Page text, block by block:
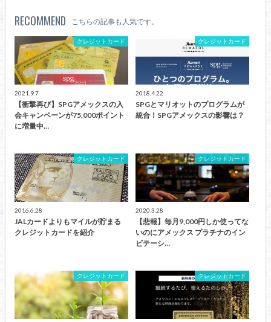
RECOMMEND こちらの記事も人気です。
クレジットカード
2021.9.7
【衝撃再び】SPGアメックスの入
会キャンペーンが75,000ポイント
に増量中…
クレジットカード
2018.4.22
SPGとマリオットのプログラムが
統合！SPGアメックスの影響は？
クレジットカード
2016.6.28
JALカードよりもマイルが貯まる
クレジットカードを紹介
クレジットカード
2020.3.28
【悲報】毎月9,000円しか使ってな
いのにアメックス プラチナのイン
ビテーシ…
クレジットカード クレジットカード